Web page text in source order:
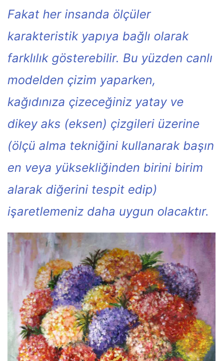
Fakat her insanda ölçüler
karakteristik yapıya bağlı olarak
farklılık gösterebilir. Bu yüzden canlı
modelden çizim yaparken,
kağıdınıza çizeceğiniz yatay ve
dikey aks (eksen) çizgileri üzerine
(ölçü alma tekniğini kullanarak başın
en veya yüksekliğinden birini birim
alarak diğerini tespit edip)
işaretlemeniz daha uygun olacaktır.